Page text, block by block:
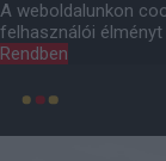
A weboldalunkon
felhasználói élményt
Rendben